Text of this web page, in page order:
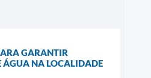
GARANTIR
ÁGUA NA LOCALIDADE